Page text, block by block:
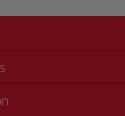
zu welcher der Lounges Sie